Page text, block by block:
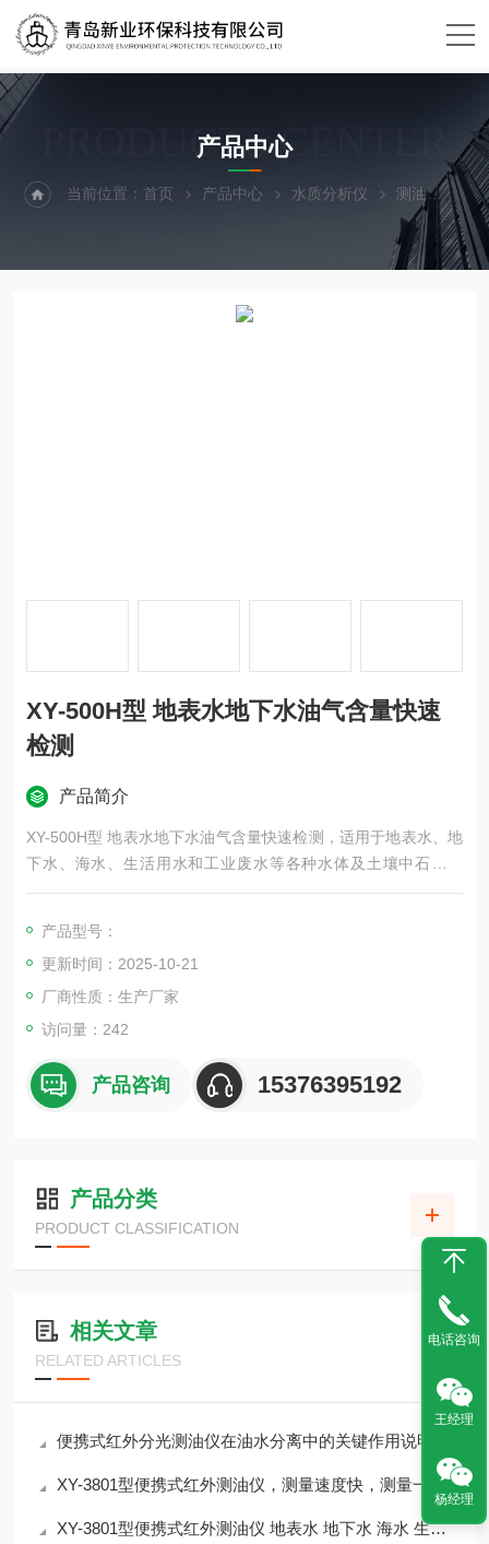
PRODUCTS CENTER
产品中心
当前位置：首页 产品中心 水质分析仪 测油 XY-
XY-500H型 地表水地下水油气含量快速
检测
产品简介
XY-500H型 地表水地下水油气含量快速检测，适用于地表水、地
下水、海水、生活用水和工业废水等各种水体及土壤中石油类
（矿物油）、动植物油及总油含量的监测，同时也是烟气(饮食行
剂纯度检测及含各种不同C-H键有机物总量和分量的测量等。
产品型号：
更新时间：2025-10-21
厂商性质：生产厂家
访问量：242
产品咨询 15376395192
产品分类
PRODUCT CLASSIFICATION
相关文章
RELATED ARTICLES
便携式红外分光测油仪在油水分离中的关键作用说明
XY-3801型便携式红外测油仪，测量速度快，测量一次样品仅需1分钟
XY-3801型便携式红外测油仪 地表水 地下水 海水 生活用水 工业废水
电话咨询
王经理
杨经理